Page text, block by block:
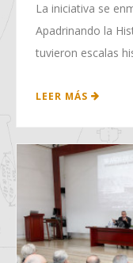
La iniciativa se
Apadrinando la
tuvieron escalas
LEER MÁS